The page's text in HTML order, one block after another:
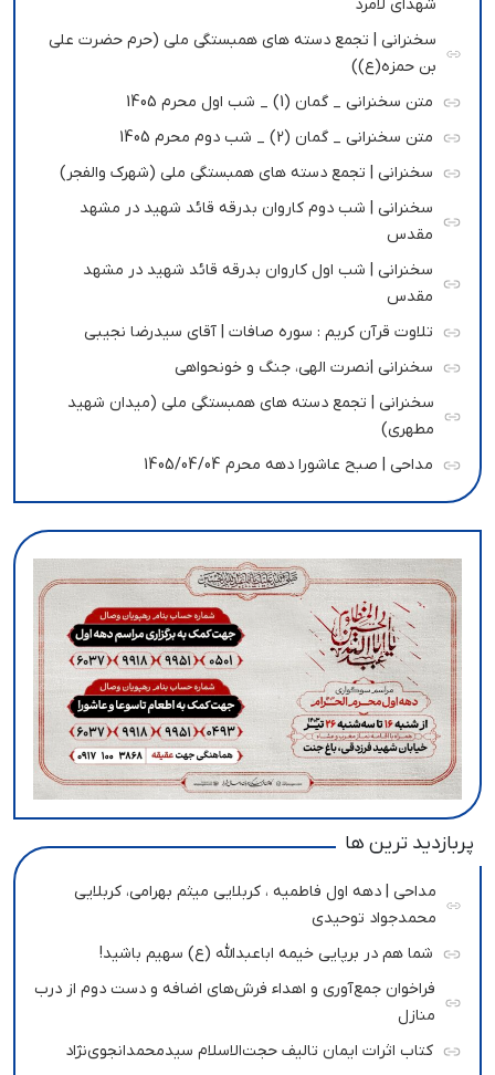
شهدای لامرد
سخنرانی | تجمع دسته های همبستگی ملی (حرم حضرت علی
بن حمزه(ع))
متن سخنرانی _ گمان (1) _ شب اول محرم 1405
متن سخنرانی _ گمان (2) _ شب دوم محرم 1405
سخنرانی | تجمع دسته های همبستگی ملی (شهرک والفجر)
سخنرانی | شب دوم کاروان بدرقه قائد شهید در مشهد
مقدس
سخنرانی | شب اول کاروان بدرقه قائد شهید در مشهد
مقدس
تلاوت قرآن کریم : سوره صافات | آقای سیدرضا نجیبی
سخنرانی |نصرت الهی، جنگ و خونحواهی
سخنرانی | تجمع دسته های همبستگی ملی (میدان شهید
مطهری)
مداحی | صبح عاشورا دهه محرم 1405/04/04
پربازدید ترین ها
مداحی | دهه اول فاطمیه ، کربلایی میثم بهرامی، کربلایی
محمدجواد توحیدی
شما هم در برپایی خیمه اباعبدالله (ع) سهیم باشید!
فراخوان جمع‌آوری و اهداء فرش‌های اضافه و دست دوم از درب
منازل
کتاب اثرات ایمان تالیف حجت‌الاسلام سیدمحمدانجوی‌نژاد